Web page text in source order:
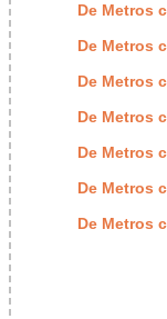
De Metros
De Metros
De Metros
De Metros
De Metros
De Metros
De Metros